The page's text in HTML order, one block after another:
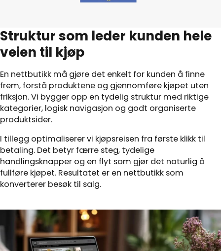
Struktur som leder kunden hele
veien til kjøp
En nettbutikk må gjøre det enkelt for kunden å finne
frem, forstå produktene og gjennomføre kjøpet uten
friksjon. Vi bygger opp en tydelig struktur med riktige
kategorier, logisk navigasjon og godt organiserte
produktsider.
I tillegg optimaliserer vi kjøpsreisen fra første klikk til
betaling. Det betyr færre steg, tydelige
handlingsknapper og en flyt som gjør det naturlig å
fullføre kjøpet. Resultatet er en nettbutikk som
konverterer besøk til salg.